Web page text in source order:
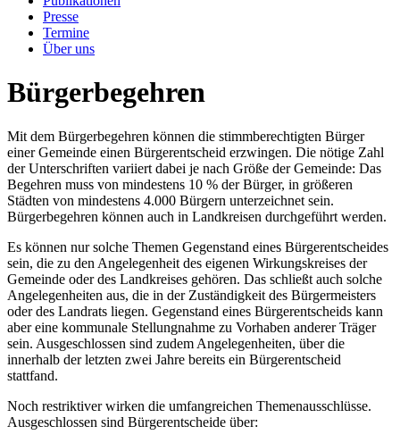
Presse
Termine
Über uns
Bürgerbegehren
Mit dem Bürgerbegehren können die stimmberechtigten Bürger
einer Gemeinde einen Bürgerentscheid erzwingen. Die nötige Zahl
der Unterschriften variiert dabei je nach Größe der Gemeinde: Das
Begehren muss von mindestens 10 % der Bürger, in größeren
Städten von mindestens 4.000 Bürgern unterzeichnet sein.
Bürgerbegehren können auch in Landkreisen durchgeführt werden.
Es können nur solche Themen Gegenstand eines Bürgerentscheides
sein, die zu den Angelegenheit des eigenen Wirkungskreises der
Gemeinde oder des Landkreises gehören. Das schließt auch solche
Angelegenheiten aus, die in der Zuständigkeit des Bürgermeisters
oder des Landrats liegen. Gegenstand eines Bürgerentscheids kann
aber eine kommunale Stellungnahme zu Vorhaben anderer Träger
sein. Ausgeschlossen sind zudem Angelegenheiten, über die
innerhalb der letzten zwei Jahre bereits ein Bürgerentscheid
stattfand.
Noch restriktiver wirken die umfangreichen Themenausschlüsse.
Ausgeschlossen sind Bürgerentscheide über: